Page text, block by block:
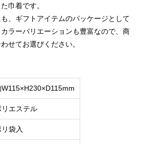
巾着です。
、ギフトアイテムのパッケージとして
ラーバリエーションも豊富なので、商
せてお選びください。
W115×H230×D115mm
リエステル
リ袋入